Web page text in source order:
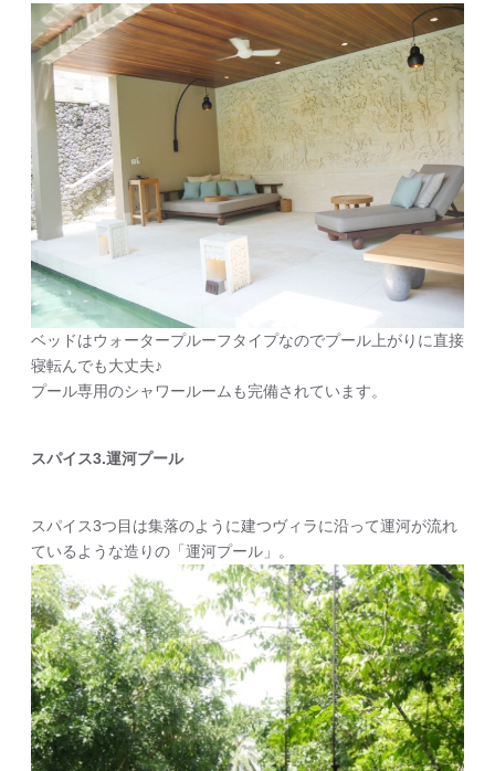
ベッドはウォータープルーフタイプなのでプール上がりに直接
寝転んでも大丈夫♪
プール専用のシャワールームも完備されています。
スパイス3.運河プール
スパイス3つ目は集落のように建つヴィラに沿って運河が流れ
ているような造りの「運河プール」。